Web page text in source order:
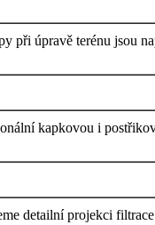
úpravě terénu jsou
kapkovou i
detailní projekci